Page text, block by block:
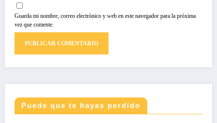
Guarda mi nombre, correo electrónico y web en este navegador para la próxima
vez que comente.
Puede que te hayas perdido